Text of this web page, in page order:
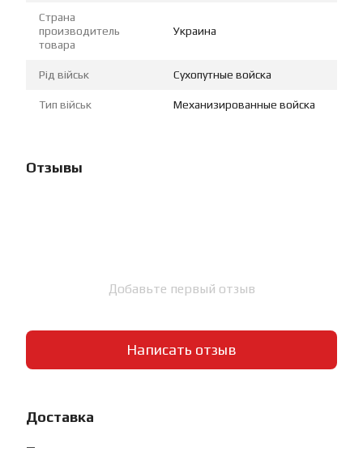
Страна
производитель
товара
Украина
Рід військ Сухопутные войска
Тип військ Механизированные войска
Отзывы
Добавьте первый отзыв
Написать отзыв
Доставка